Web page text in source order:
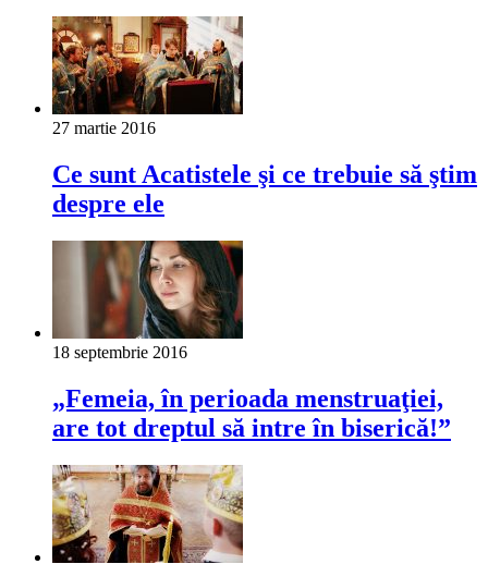
27 martie 2016
Ce sunt Acatistele şi ce trebuie să ştim
despre ele
18 septembrie 2016
„Femeia, în perioada menstruaţiei,
are tot dreptul să intre în biserică!”